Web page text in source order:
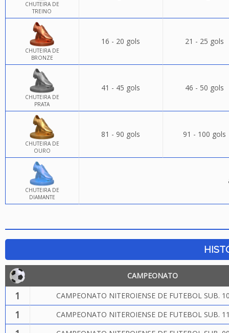
CHUTEIRA DE
TREINO
CHUTEIRA DE
BRONZE
16 - 20 gols 21 - 25 gols
CHUTEIRA DE
PRATA
41 - 45 gols 46 - 50 gols
CHUTEIRA DE
OURO
81 - 90 gols 91 - 100 gols
CHUTEIRA DE
DIAMANTE
CAMPEONATO
1 CAMPEONATO NITEROIENSE DE FUTEBOL SUB.
1 CAMPEONATO NITEROIENSE DE FUTEBOL SUB.